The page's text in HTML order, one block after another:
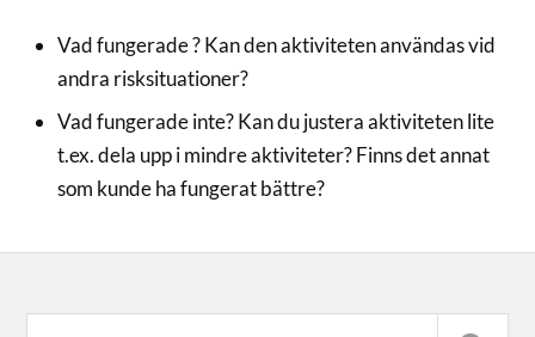
Vad fungerade ? Kan den aktiviteten användas vid
andra risksituationer?
Vad fungerade inte? Kan du justera aktiviteten lite
t.ex. dela upp i mindre aktiviteter? Finns det annat
som kunde ha fungerat bättre?